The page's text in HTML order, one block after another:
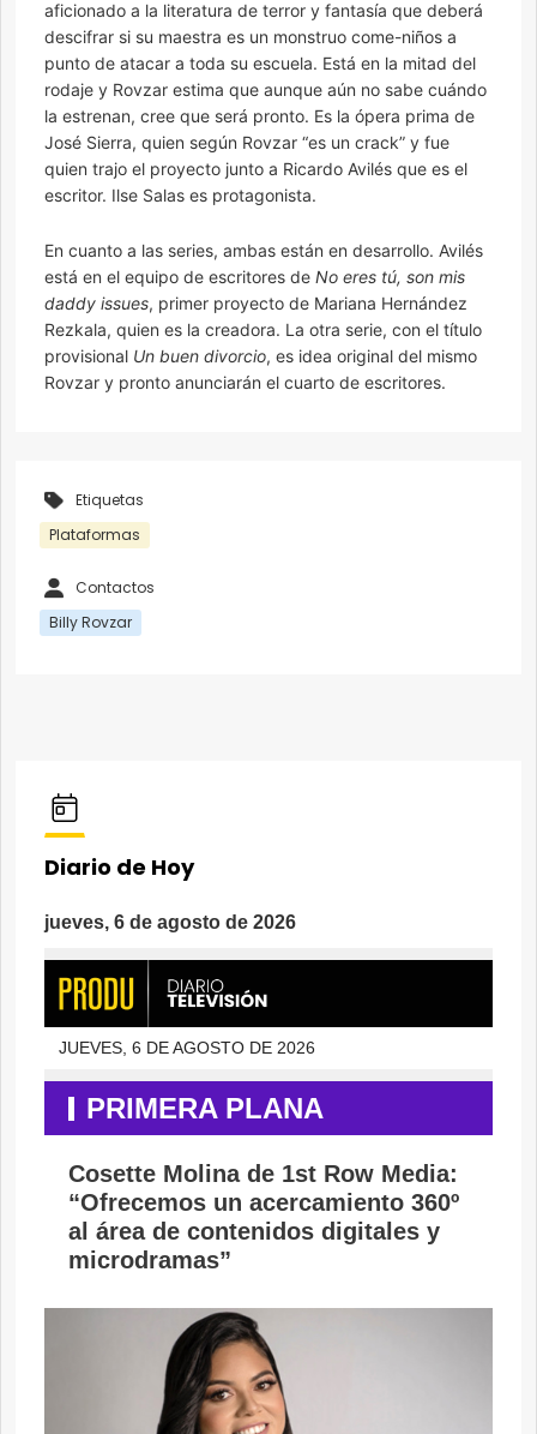
aficionado a la literatura de terror y fantasía que deberá
descifrar si su maestra es un monstruo come-niños a
punto de atacar a toda su escuela. Está en la mitad del
rodaje y Rovzar estima que aunque aún no sabe cuándo
la estrenan, cree que será pronto. Es la ópera prima de
José Sierra, quien según Rovzar “es un crack” y fue
quien trajo el proyecto junto a Ricardo Avilés que es el
escritor. Ilse Salas es protagonista.
En cuanto a las series, ambas están en desarrollo. Avilés
está en el equipo de escritores de No eres tú, son mis
daddy issues, primer proyecto de Mariana Hernández
Rezkala, quien es la creadora. La otra serie, con el título
provisional Un buen divorcio, es idea original del mismo
Rovzar y pronto anunciarán el cuarto de escritores.
Etiquetas
Plataformas
Contactos
Billy Rovzar
Diario de Hoy
jueves, 6 de agosto de 2026